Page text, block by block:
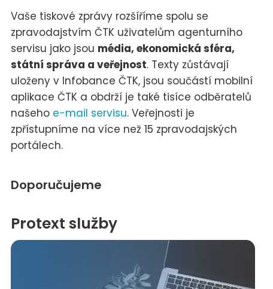
Vaše tiskové zprávy rozšíříme spolu se
zpravodajstvím ČTK uživatelům agenturního
servisu jako jsou média, ekonomická sféra,
státní správa a veřejnost. Texty zůstávají
uloženy v Infobance ČTK, jsou součástí mobilní
aplikace ČTK a obdrží je také tisíce odběratelů
našeho e-mail servisu. Veřejnosti je
zpřístupníme na více než 15 zpravodajských
portálech.
Doporučujeme
Protext služby